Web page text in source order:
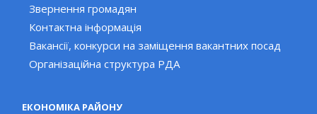
Звернення громадян
Контактна інформація
Вакансії, конкурси на заміщення вакантних посад
Організаційна структура РДА
ЕКОНОМІКА РАЙОНУ